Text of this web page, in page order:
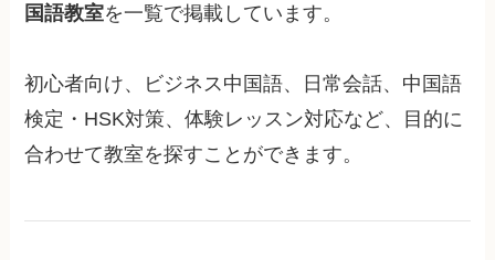
国語教室を一覧で掲載しています。
初心者向け、ビジネス中国語、日常会話、中国語
検定・HSK対策、体験レッスン対応など、目的に
合わせて教室を探すことができます。